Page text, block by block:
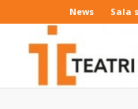
News Sala